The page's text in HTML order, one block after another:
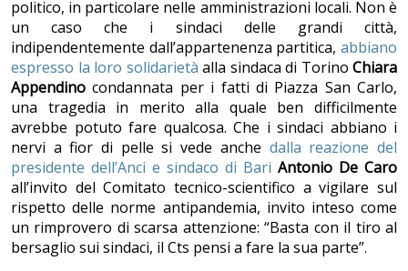
politico, in particolare nelle amministrazioni locali. Non è
un caso che i sindaci delle grandi città,
indipendentemente dall’appartenenza partitica, abbiano
espresso la loro solidarietà alla sindaca di Torino Chiara
Appendino condannata per i fatti di Piazza San Carlo,
una tragedia in merito alla quale ben difficilmente
avrebbe potuto fare qualcosa. Che i sindaci abbiano i
nervi a fior di pelle si vede anche dalla reazione del
presidente dell’Anci e sindaco di Bari Antonio De Caro
all’invito del Comitato tecnico-scientifico a vigilare sul
rispetto delle norme antipandemia, invito inteso come
un rimprovero di scarsa attenzione: “Basta con il tiro al
bersaglio sui sindaci, il Cts pensi a fare la sua parte”.